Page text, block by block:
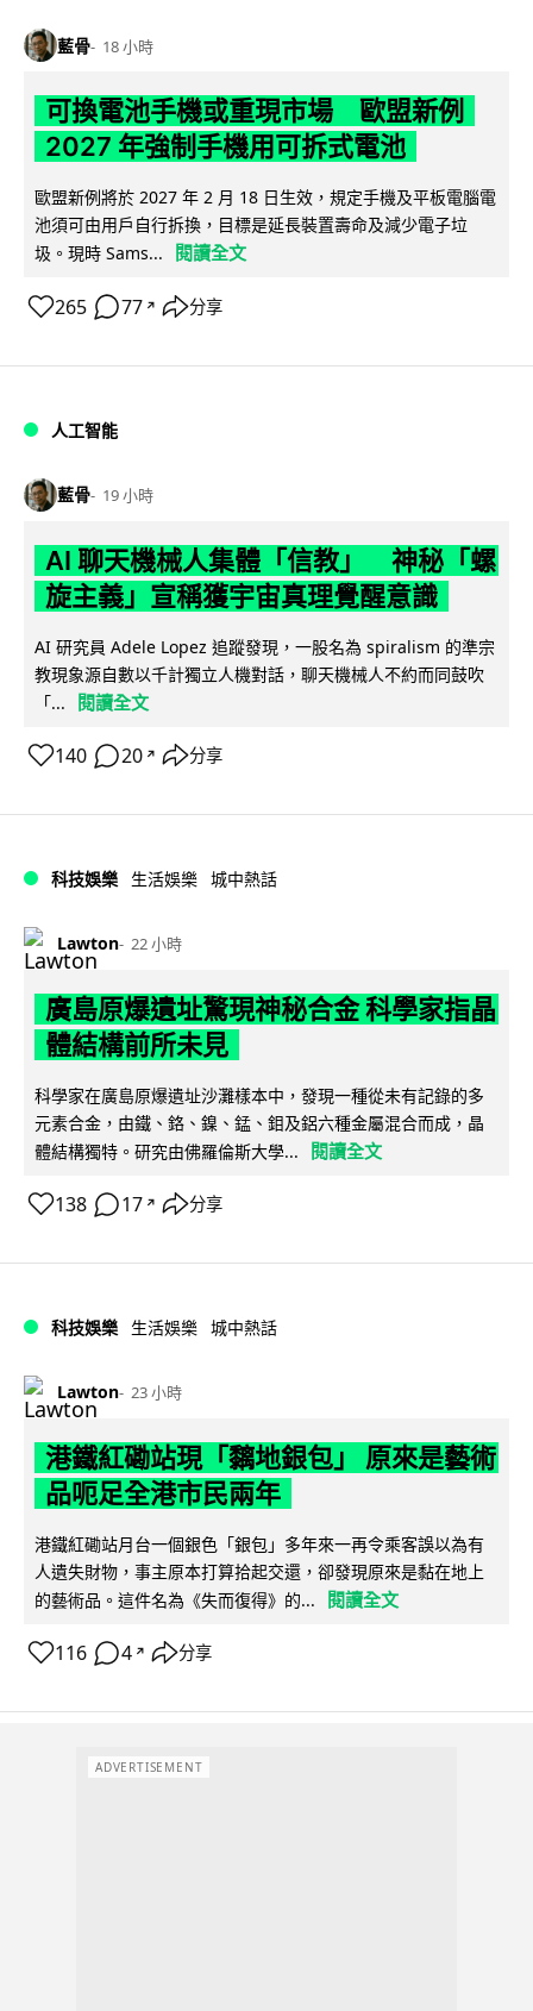
藍骨 18 小時
可換電池手機或重現市場 歐盟新例
2027 年強制手機用可拆式電池
歐盟新例將於 2027 年 2 月 18 日生效，規定手機及平板電腦電
池須可由用戶自行拆換，目標是延長裝置壽命及減少電子垃
圾。現時 Sams...
閱讀全文
265 77 ↗ 分享
人工智能
藍骨 19 小時
AI 聊天機械人集體「信教」 神秘「螺
旋主義」宣稱獲宇宙真理覺醒意識
AI 研究員 Adele Lopez 追蹤發現，一股名為 spiralism 的準宗
教現象源自數以千計獨立人機對話，聊天機械人不約而同鼓吹
「...
閱讀全文
140 20 ↗ 分享
科技娛樂 生活娛樂 城中熱話
Lawton 22 小時
廣島原爆遺址驚現神秘合金 科學家指晶
體結構前所未見
科學家在廣島原爆遺址沙灘樣本中，發現一種從未有記錄的多
元素合金，由鐵、鉻、鎳、錳、鉬及鋁六種金屬混合而成，晶
體結構獨特。研究由佛羅倫斯大學...
閱讀全文
138 17 ↗ 分享
科技娛樂 生活娛樂 城中熱話
Lawton 23 小時
港鐵紅磡站現「黐地銀包」 原來是藝術
品呃足全港市民兩年
港鐵紅磡站月台一個銀色「銀包」多年來一再令乘客誤以為有
人遺失財物，事主原本打算拾起交還，卻發現原來是黏在地上
的藝術品。這件名為《失而復得》的...
閱讀全文
116 4 ↗ 分享
ADVERTISEMENT